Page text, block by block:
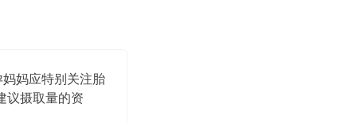
妈应特别关注胎
议摄取量的资